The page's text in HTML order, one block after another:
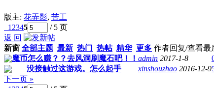
版主: 花弄影, 苦工
1 2345
/ 5 页
返 回
新窗 全部主题 最新 热门 热帖 精华 更多 作者回复/查看最
魔币怎么赚？？去风洞刷魔石吧！！ admin 2017-1-8
没接触过这游戏。怎么起手
xinshouzhao 2016-12-9
下一页 »